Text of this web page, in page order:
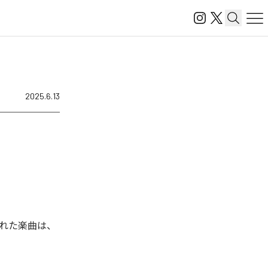
2025.6.13
た楽曲は、